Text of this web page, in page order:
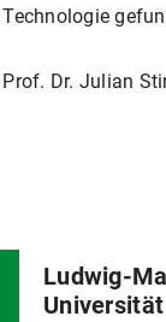
Technologie
Prof. Dr. Julian
Ludwig-